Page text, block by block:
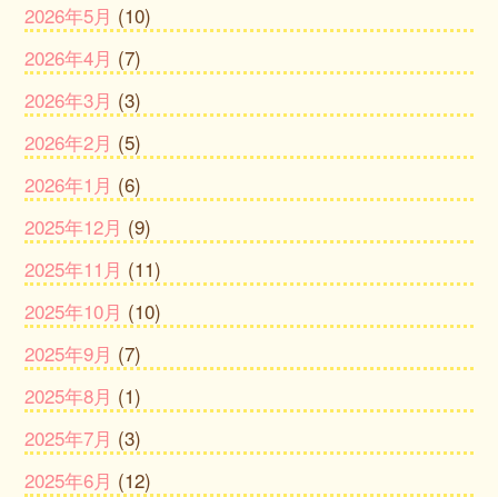
2026年5月 (10)
2026年4月 (7)
2026年3月 (3)
2026年2月 (5)
2026年1月 (6)
2025年12月 (9)
2025年11月 (11)
2025年10月 (10)
2025年9月 (7)
2025年8月 (1)
2025年7月 (3)
2025年6月 (12)